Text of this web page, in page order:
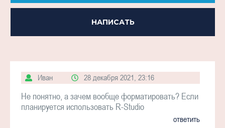
НАПИСАТЬ
Иван 28 декабря 2021, 23:16
Не понятно, а зачем вообще форматировать? Если
планируется использовать R-Studio
ответить